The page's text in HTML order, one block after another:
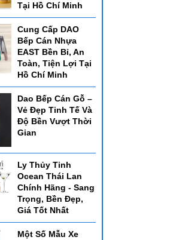
Tại Hồ Chí Minh
Cung Cấp DAO
Bếp Cán Nhựa
EAST Bền Bỉ, An
Toàn, Tiện Lợi Tại
Hồ Chí Minh
Dao Bếp Cán Gỗ –
Vẻ Đẹp Tinh Tế Và
Độ Bền Vượt Thời
Gian
Ly Thủy Tinh
Ocean Thái Lan
Chính Hãng - Sang
Trọng, Bền Đẹp,
Giá Tốt Nhất
Một Số Mẫu Xe